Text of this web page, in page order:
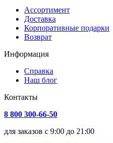
Ассортимент
Доставка
Корпоративные подарки
Возврат
Информация
Справка
Наш блог
Контакты
8 800 300-66-50
для заказов с 9:00 до 21:00